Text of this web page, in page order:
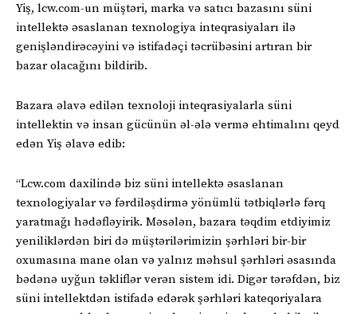
Yiş, lcw.com-un müştəri, marka və satıcı bazasını süni
intellektə əsaslanan texnologiya inteqrasiyaları ilə
genişləndirəcəyini və istifadəçi təcrübəsini artıran bir
bazar olacağını bildirib.
Bazara əlavə edilən texnoloji inteqrasiyalarla süni
intellektin və insan gücünün əl-ələ vermə ehtimalını qeyd
edən Yiş əlavə edib:
“Lcw.com daxilində biz süni intellektə əsaslanan
texnologiyalar və fərdiləşdirmə yönümlü tətbiqlərlə fərq
yaratmağı hədəfləyirik. Məsələn, bazara təqdim etdiyimiz
yeniliklərdən biri də müştərilərimizin şərhləri bir-bir
oxumasına mane olan və yalnız məhsul şərhləri əsasında
bədənə uyğun təkliflər verən sistem idi. Digər tərəfdən, biz
süni intellektdən istifadə edərək şərhləri kateqoriyalara